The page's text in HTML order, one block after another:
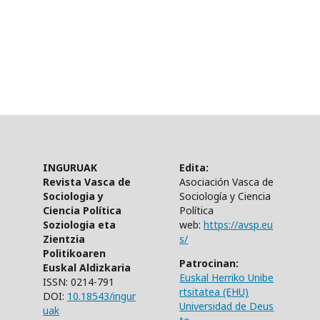
INGURUAK
Revista Vasca de
Sociologia y
Ciencia Política
Soziologia eta
Zientzia
Politikoaren
Euskal Aldizkaria
ISSN: 0214-791
DOI: 10.18543/ingur
uak
Edita:
Asociación Vasca de
Sociología y Ciencia
Política
web:https://avsp.eu
s/
Patrocinan:
Euskal Herriko Unibe
rtsitatea (EHU)
Universidad de Deus